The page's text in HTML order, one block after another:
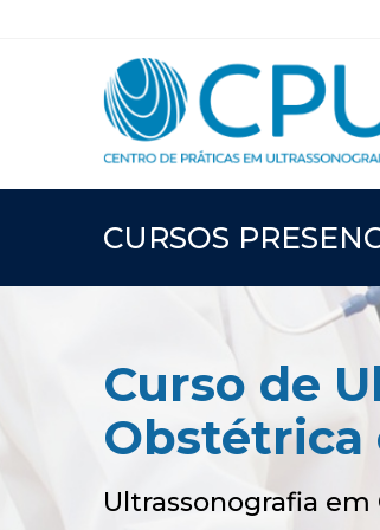
CURSOS
Curso de
Obstétrica
Ultrassonografia